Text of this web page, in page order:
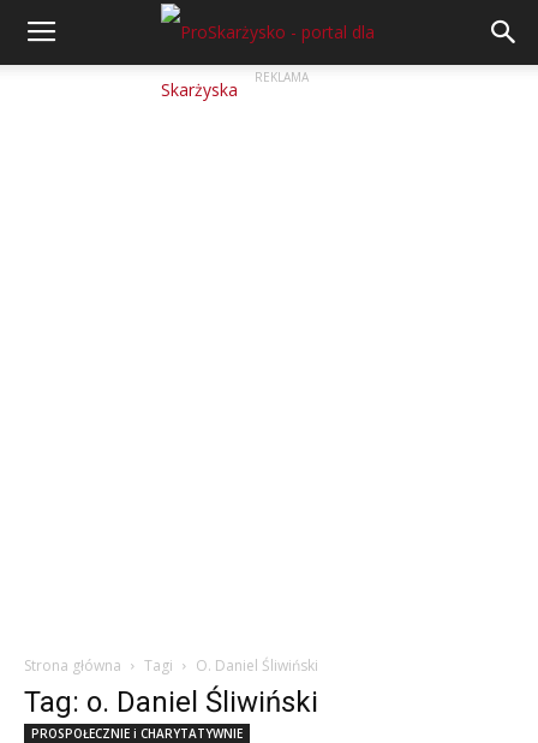
REKLAMA
Strona główna Tagi O. Daniel Śliwiński
Tag: o. Daniel Śliwiński
PROSPOŁECZNIE i CHARYTATYWNIE